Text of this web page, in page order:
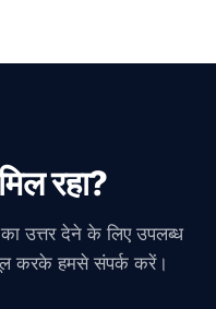
रहा?
का उत्तर देने के लिए उपलब्ध
करके हमसे संपर्क करें।